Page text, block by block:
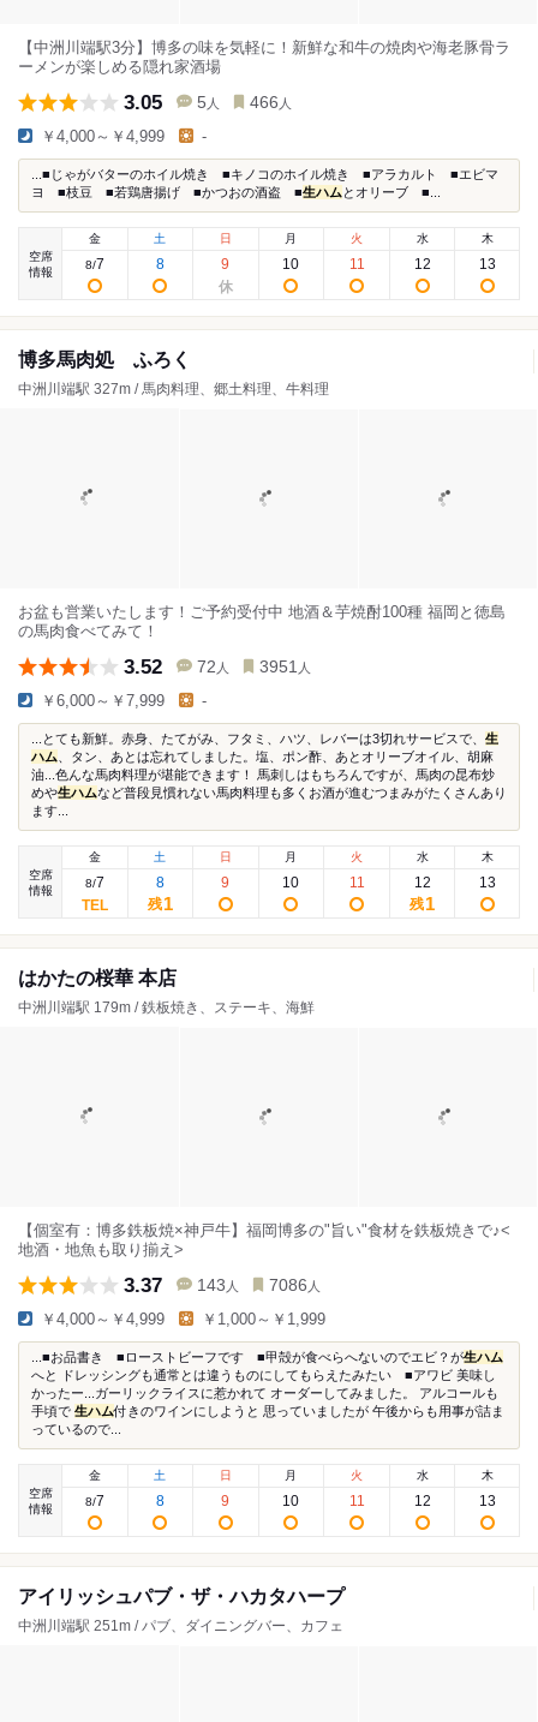
【中洲川端駅3分】博多の味を気軽に！新鮮な和牛の焼肉や海老豚骨ラ
ーメンが楽しめる隠れ家酒場
3.05 5 人 466 人
￥4,000～￥4,999 -
...■じゃがバターのホイル焼き ■キノコのホイル焼き ■アラカルト ■エビマ
ヨ ■枝豆 ■若鶏唐揚げ ■かつおの酒盗 ■生ハム とオリーブ ■...
空席
情報
金
8/7
土
8
日
9
月
10
火
11
水
12
木
13
博多馬肉処 ふろく
中洲川端駅 327m / 馬肉料理、郷土料理、牛料理
お盆も営業いたします！ご予約受付中 地酒＆芋焼酎100種 福岡と徳島
の馬肉食べてみて！
3.52 72 人 3951 人
￥6,000～￥7,999 -
...とても新鮮。赤身、たてがみ、フタミ、ハツ、レバーは3切れサービスで、 生
ハム 、タン、あとは忘れてしました。塩、ポン酢、あとオリーブオイル、胡麻
油...色んな馬肉料理が堪能できます！ 馬刺しはもちろんですが、馬肉の昆布炒
めや生ハムなど普段見慣れない馬肉料理も多くお酒が進むつまみがたくさんあり
ます...
空席
情報
金
8/7
土
8
残1
日
9
月
10
火
11
水
12
残1
木
13
はかたの桜華 本店
中洲川端駅 179m / 鉄板焼き、ステーキ、海鮮
【個室有：博多鉄板焼×神戸牛】福岡博多の"旨い"食材を鉄板焼きで♪<
地酒・地魚も取り揃え>
3.37 143 人 7086 人
￥4,000～￥4,999 ￥1,000～￥1,999
...■お品書き ■ローストビーフです ■甲殻が食べらへないのでエビ？が生ハム
へと ドレッシングも通常とは違うものにしてもらえたみたい ■アワビ 美味し
かったー...ガーリックライスに惹かれて オーダーしてみました。 アルコールも
手頃で 生ハム付きのワインにしようと 思っていましたが 午後からも用事が詰ま
っているので...
空席
情報
金
8/7
土
8
日
9
月
10
火
11
水
12
木
13
アイリッシュパブ・ザ・ハカタハープ
中洲川端駅 251m / パブ、ダイニングバー、カフェ